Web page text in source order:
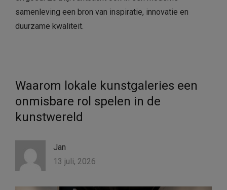
samenleving een bron van inspiratie, innovatie en
duurzame kwaliteit.
Waarom lokale kunstgaleries een
onmisbare rol spelen in de
kunstwereld
Jan
13 juli, 2026